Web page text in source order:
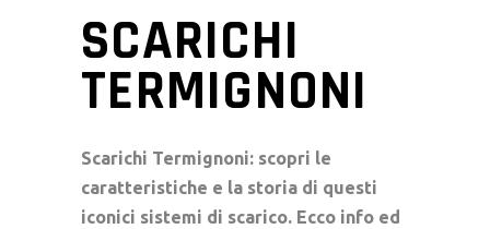
SCARICHI
TERMIGNONI
Scarichi Termignoni: scopri le
caratteristiche e la storia di questi
iconici sistemi di scarico. Ecco info ed